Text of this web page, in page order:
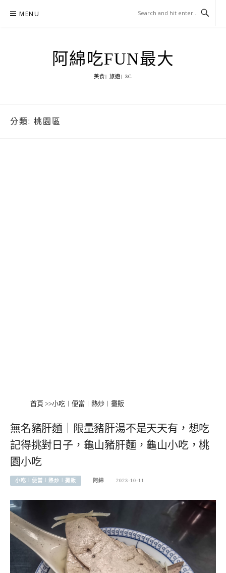
MENU
阿綿吃FUN最大
美食| 旅遊| 3C
分類: 桃園區
首頁 >>小吃︱便當︱熱炒︱攤販
無名豬肝麵｜限量豬肝湯不是天天有，想吃
記得挑對日子，龜山豬肝麵，龜山小吃，桃
園小吃
小吃︱便當︱熱炒︱攤販 阿綿 2023-10-11